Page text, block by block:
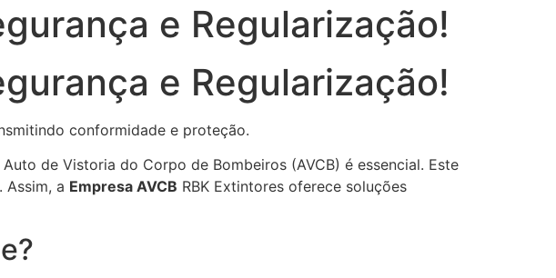
e Regularização!
e Regularização!
de Vistoria do Corpo de Bombeiros (AVCB) é essencial. Este
a Empresa AVCB RBK Extintores oferece soluções